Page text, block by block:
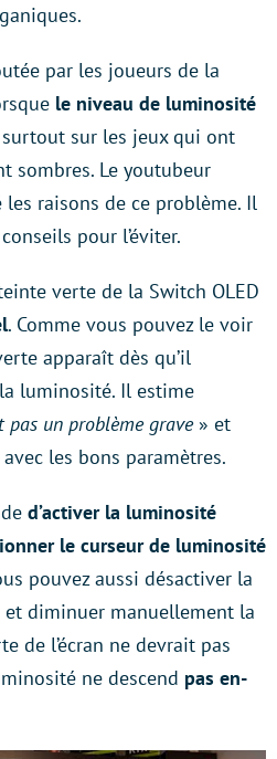
par les joueurs de la
le niveau de luminosité
sur les jeux qui ont
sombres. Le youtubeur
raisons de ce problème. Il
pour l’éviter.
verte de la Switch OLED
. Comme vous pouvez le voir
apparaît dès qu’il
luminosité. Il estime
pas un problème grave» et
les bons paramètres.
d’activer la luminosité
le curseur de luminosité
pouvez aussi désactiver la
diminuer manuellement la
de l’écran ne devrait pas
ne descend pas en-